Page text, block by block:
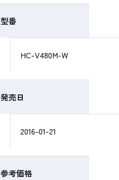
型番
HC-V480M-W
発売日
2016-01-21
参考価格